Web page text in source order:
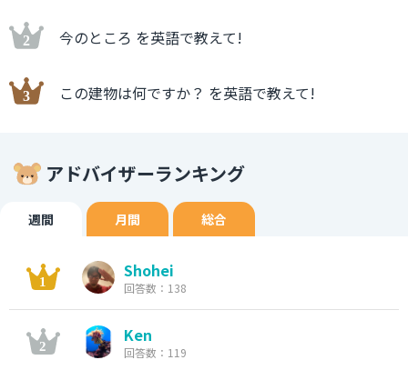
今のところ を英語で教えて!
この建物は何ですか？ を英語で教えて!
アドバイザーランキング
週間 月間 総合
Shohei
回答数：138
Ken
回答数：119